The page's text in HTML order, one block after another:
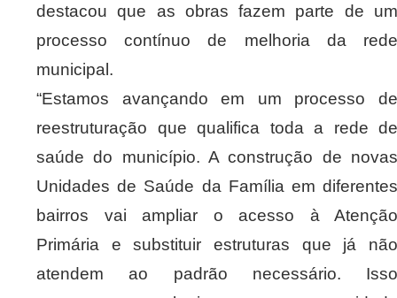
destacou que as obras fazem parte de um
processo contínuo de melhoria da rede
municipal.
“Estamos avançando em um processo de
reestruturação que qualifica toda a rede de
saúde do município. A construção de novas
Unidades de Saúde da Família em diferentes
bairros vai ampliar o acesso à Atenção
Primária e substituir estruturas que já não
atendem ao padrão necessário. Isso